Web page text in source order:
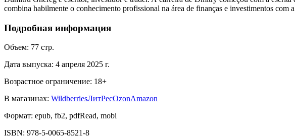
combina habilmente o conhecimento profissional na área de finanças e investimentos com
Подробная информация
Объем: 77 стр.
Дата выпуска: 4 апреля 2025 г.
Возрастное ограничение: 18+
В магазинах: WildberriesЛитРесOzonAmazon
Формат: epub, fb2, pdfRead, mobi
ISBN: 978-5-0065-8521-8